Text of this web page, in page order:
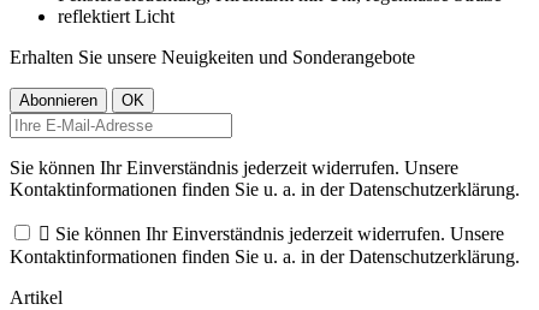
Erhalten Sie unsere Neuigkeiten und Sonderangebote
Sie können Ihr Einverständnis jederzeit widerrufen. Unsere
Kontaktinformationen finden Sie u. a. in der Datenschutzerklärung.
 Sie können Ihr Einverständnis jederzeit widerrufen. Unsere
Kontaktinformationen finden Sie u. a. in der Datenschutzerklärung.
Artikel